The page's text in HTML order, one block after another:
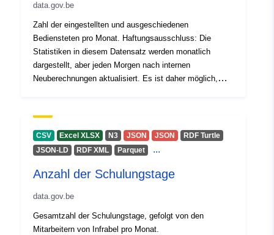
verdeling-man-vrouw-van-het-
personeel-
Cearta Rochtana: public
data.gov.be
Zahl der eingestellten und ausgeschiedenen
Bediensteten pro Monat. Haftungsausschluss: Die
Statistiken in diesem Datensatz werden monatlich
dargestellt, aber jeden Morgen nach internen
Neuberechnungen aktualisiert. Es ist daher möglich,
frühere Zeiträume.
CSV Excel XLSX N3 JSON JSON
RDF Turtle
JSON-LD
RDF XML Parquet ...
Anzahl der Schulungstage
data.gov.be
Gesamtzahl der Schulungstage, gefolgt von den
Mitarbeitern von Infrabel pro Monat.